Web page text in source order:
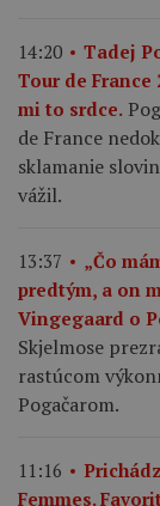
14:20
Tadej
Tour de
mi to srdce.
de France
sklamanie
vážil.
13:37
„Čo
predtým, a on
Vingegaard o
Skjelmose
rastúcom
Pogačarom.
11:16
Femmes.